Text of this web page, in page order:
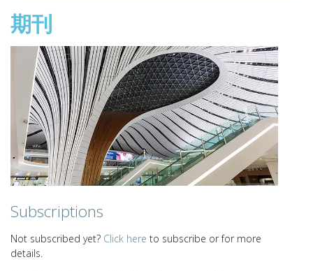
期刊
Subscriptions
Not subscribed yet? Click here to subscribe or for more
details.